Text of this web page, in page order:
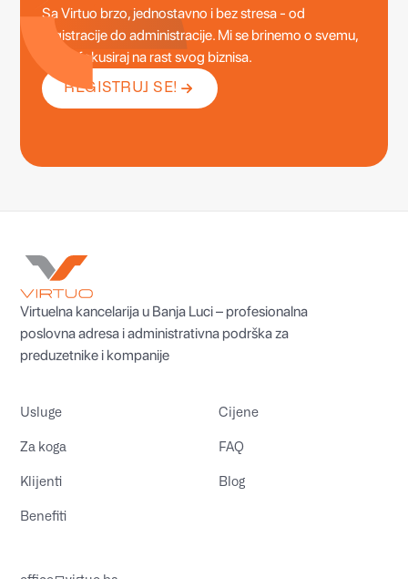
Sa Virtuo brzo, jednostavno i bez stresa - od
registracije do administracije. Mi se brinemo o svemu,
a ti se fokusiraj na rast svog biznisa.
REGISTRUJ SE!
Virtuelna kancelarija u Banja Luci – profesionalna
poslovna adresa i administrativna podrška za
preduzetnike i kompanije
Usluge
Za koga
Klijenti
Benefiti
Cijene
FAQ
Blog